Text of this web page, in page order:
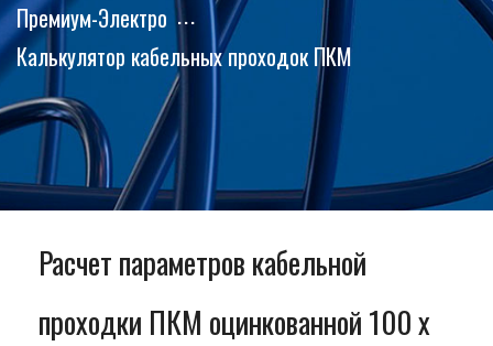
Премиум-Электро
Калькулятор кабельных проходок ПКМ
Расчет параметров кабельной
проходки ПКМ оцинкованной 100 x